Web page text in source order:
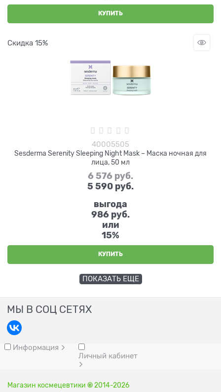
КУПИТЬ
Скидка 15%
40005505
Sesderma Serenity Sleeping Night Mask – Маска ночная для
лица, 50 мл
6 576 руб.
5 590 руб.
выгода
986 руб.
или
15%
КУПИТЬ
ПОКАЗАТЬ ЕЩЕ
МЫ В СОЦ СЕТЯХ
Информация
Личный кабинет
Магазин космецевтики © 2014-2026